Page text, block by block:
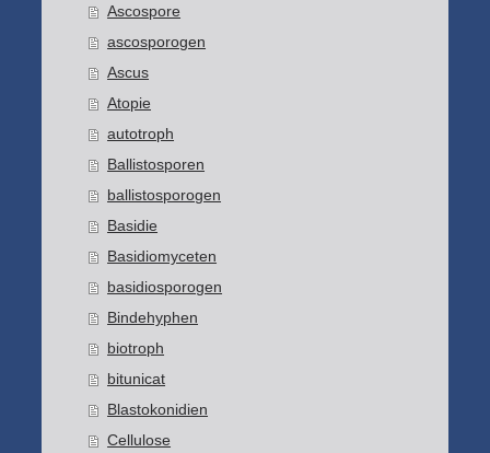
Ascospore
ascosporogen
Ascus
Atopie
autotroph
Ballistosporen
ballistosporogen
Basidie
Basidiomyceten
basidiosporogen
Bindehyphen
biotroph
bitunicat
Blastokonidien
Cellulose